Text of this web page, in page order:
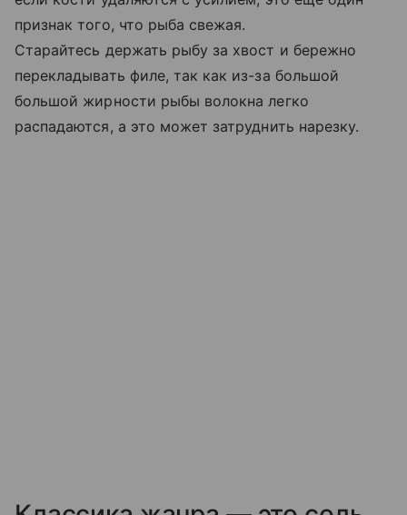
признак того, что рыба свежая.
Старайтесь держать рыбу за хвост и бережно
перекладывать филе, так как из-за большой
большой жирности рыбы волокна легко
распадаются, а это может затруднить нарезку.